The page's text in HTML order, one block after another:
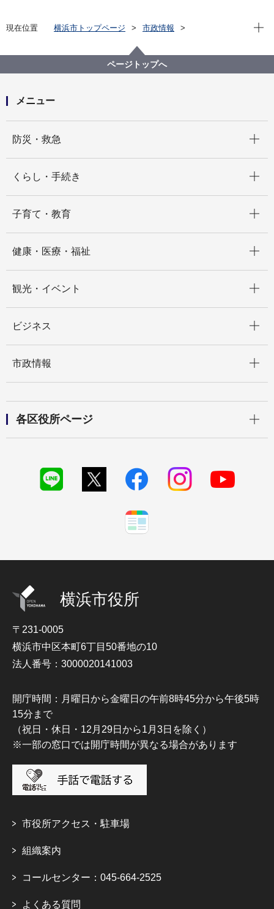
現在位置 横浜市トップページ
市政情報
令和５年第１回市会定例会の会議日程について
現在
ページトップへ
メニュー
防災・救急
くらし・手続き
子育て・教育
健康・医療・福祉
観光・イベント
ビジネス
市政情報
各区役所ページ
横浜市役所
〒231-0005
横浜市中区本町6丁目50番地の10
法人番号：3000020141003
開庁時間：月曜日から金曜日の午前8時45分から午後5時
15分まで
（祝日・休日・12月29日から1月3日を除く）
※一部の窓口では開庁時間が異なる場合があります
市役所アクセス・駐車場
組織案内
コールセンター：045-664-2525
よくある質問